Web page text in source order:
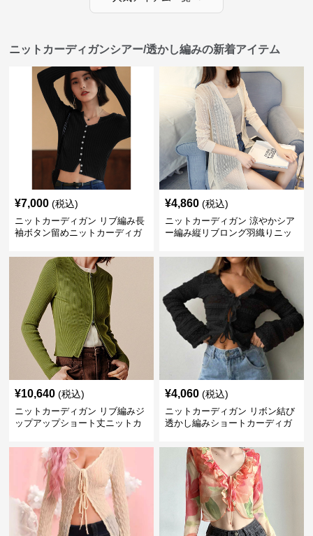
ニットカーディガンシアー/透かし編みの新着アイテム
¥7,000 (税込)
ニットカーディガン リブ編み長
袖ボタン留めニットカーディガ
¥4,860 (税込)
ニットカーディガン 涼やかシア
ー編み縦リブロング羽織りニッ
¥10,640 (税込)
ニットカーディガン リブ編みジ
ップアップショート丈ニットカ
¥4,060 (税込)
ニットカーディガン リボン結び
透かし編みショートカーディガ